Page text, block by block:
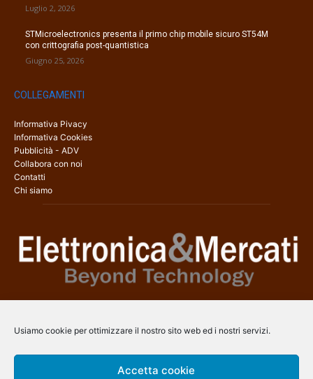
Usiamo cookie per ottimizzare il nostro sito web ed i nostri servizi.
Accetta cookie
Luglio 2, 2026
STMicroelectronics presenta il primo chip mobile sicuro ST54M
con crittografia post-quantistica
Giugno 25, 2026
COLLEGAMENTI
Informativa Pivacy
Informativa Cookies
Pubblicità - ADV
Collabora con noi
Contatti
Chi siamo
una copertura a 360° che coinvolge tecnologie, prodotti, mercati e
info@arscommunication.it